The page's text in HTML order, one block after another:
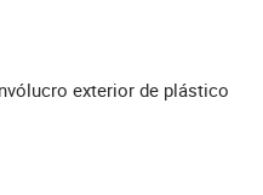
exterior de plástico